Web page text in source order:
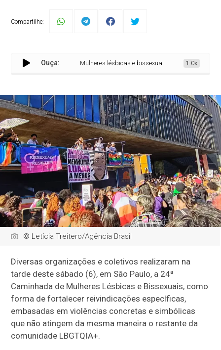
Compartilhe:
Ouça: Mulheres lésbicas e bissexuais fazem caminhada em
1.0x
© Letícia Treitero/Agência Brasil
Diversas organizações e coletivos realizaram na
tarde deste sábado (6), em São Paulo, a 24ª
Caminhada de Mulheres Lésbicas e Bissexuais, como
forma de fortalecer reivindicações específicas,
embasadas em violências concretas e simbólicas
que não atingem da mesma maneira o restante da
comunidade LBGTQIA+.